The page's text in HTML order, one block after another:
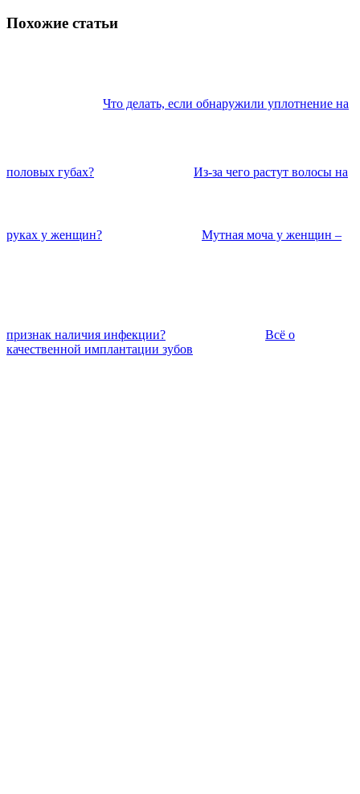
Похожие статьи
Что делать, если обнаружили уплотнение на
половых губах? Из-за чего растут волосы на
руках у женщин? Мутная моча у женщин –
признак наличия инфекции?
Всё о
качественной имплантации зубов